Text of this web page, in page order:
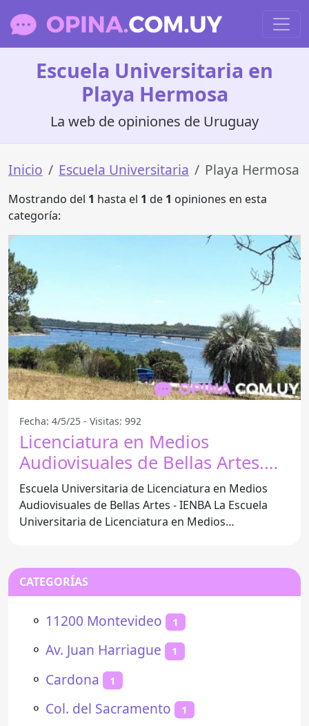
Escuela Universitaria en
Playa Hermosa
La web de opiniones de Uruguay
Inicio Escuela Universitaria Playa Hermosa
Mostrando del 1 hasta el 1 de 1 opiniones en esta
categoría:
Fecha: 4/5/25 - Visitas: 992
Licenciatura en Medios
Audiovisuales de Bellas Artes.
Ienba - UdelaR - Playa Hermosa
Escuela Universitaria de Licenciatura en Medios
Audiovisuales de Bellas Artes - IENBA La Escuela
Universitaria de Licenciatura en Medios
CATEGORÍAS
⚬ 11200 Montevideo 1
⚬ Av. Juan Harriague 1
⚬ Cardona 1
⚬ Col. del Sacramento 1